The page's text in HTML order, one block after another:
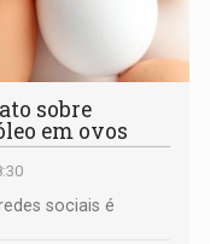
sobre
em ovos
sociais é